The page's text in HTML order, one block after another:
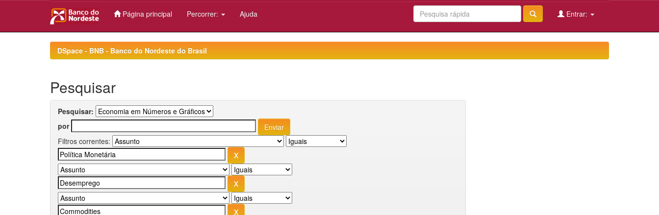
Página principal Percorrer: Ajuda Entrar:
DSpace - BNB - Banco do Nordeste do Brasil
Pesquisar
Pesquisar:
por
Filtros correntes: